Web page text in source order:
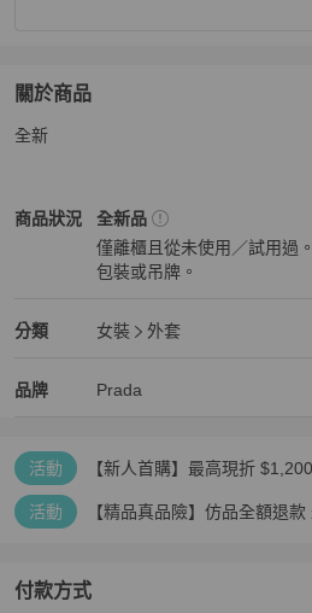
關於商品
關於
全新
商品狀況
Prada女裝 商品狀態與細節
全新品
僅離櫃且從未使用／試用過
包裝或吊牌。
分類
Prada 分類資訊
女裝
外套
品牌
Prada 女裝品牌介紹
Prada
Prada 推薦清單
活動 【新人首購】最高現折 $1,200
活動 【精品真品險】仿品全額退
付款方式